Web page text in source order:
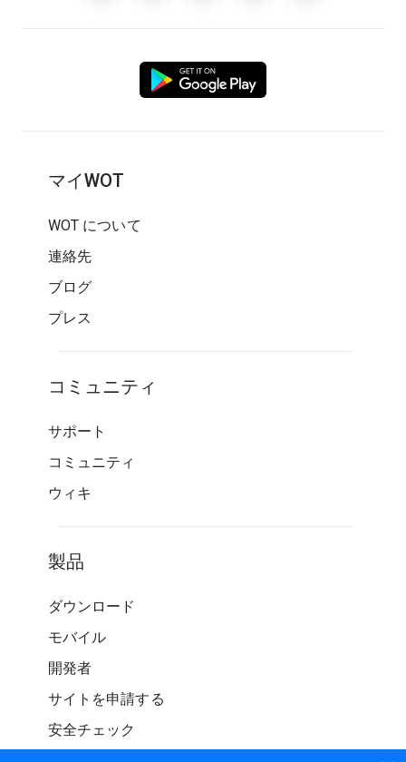
マイWOT
WOT について
連絡先
ブログ
プレス
コミュニティ
サポート
コミュニティ
ウィキ
製品
ダウンロード
モバイル
開発者
サイトを申請する
安全チェック